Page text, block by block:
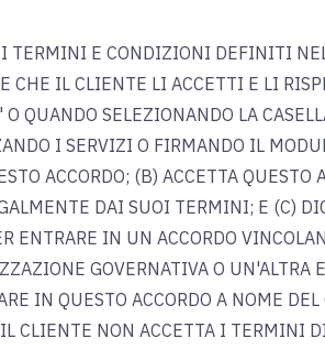
E CONDIZIONI DEFINITI
IL CLIENTE LI ACCETTI E LI
QUANDO SELEZIONANDO LA
I SERVIZI O FIRMANDO IL
ACCORDO; (B) ACCETTA QUESTO
DAI SUOI TERMINI; E (C)
ENTRARE IN UN ACCORDO
GOVERNATIVA O UN'ALTRA
IN QUESTO ACCORDO A NOME
CLIENTE NON ACCETTA I TERMINI